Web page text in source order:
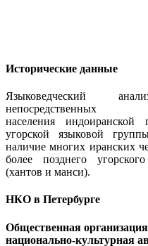
Исторические данные
Языковедческий
населения
угорской языковой
наличие многих иранских
более позднего
(хантов и манси).
НКО в Петербурге
Общественная
национально-культурная